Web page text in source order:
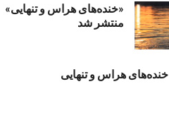
«خنده‌های هراس و تنهایی»
منتشر شد
خنده‌های هراس و تنهایی